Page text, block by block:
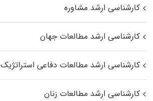
کارشناسی ارشد مشاوره
کارشناسی ارشد مطالعات جهان
کارشناسی ارشد مطالعات دفاعی استراتژیک
کارشناسی ارشد مطالعات زنان